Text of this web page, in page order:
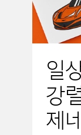
일
강
제